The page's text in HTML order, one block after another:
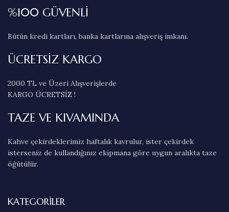
%100 GÜVENLİ
Bütün kredi kartları, banka kartlarına alışveriş imkanı.
ÜCRETSİZ KARGO
2000 TL ve Üzeri Alışverişlerde
KARGO ÜCRETSİZ !
TAZE VE KIVAMINDA
Kahve çekirdeklerimiz haftalık kavrulur, ister çekirdek
isterseniz de kullandığınız ekipmana göre uygun aralıkta taze
öğütülür.
KATEGORILER